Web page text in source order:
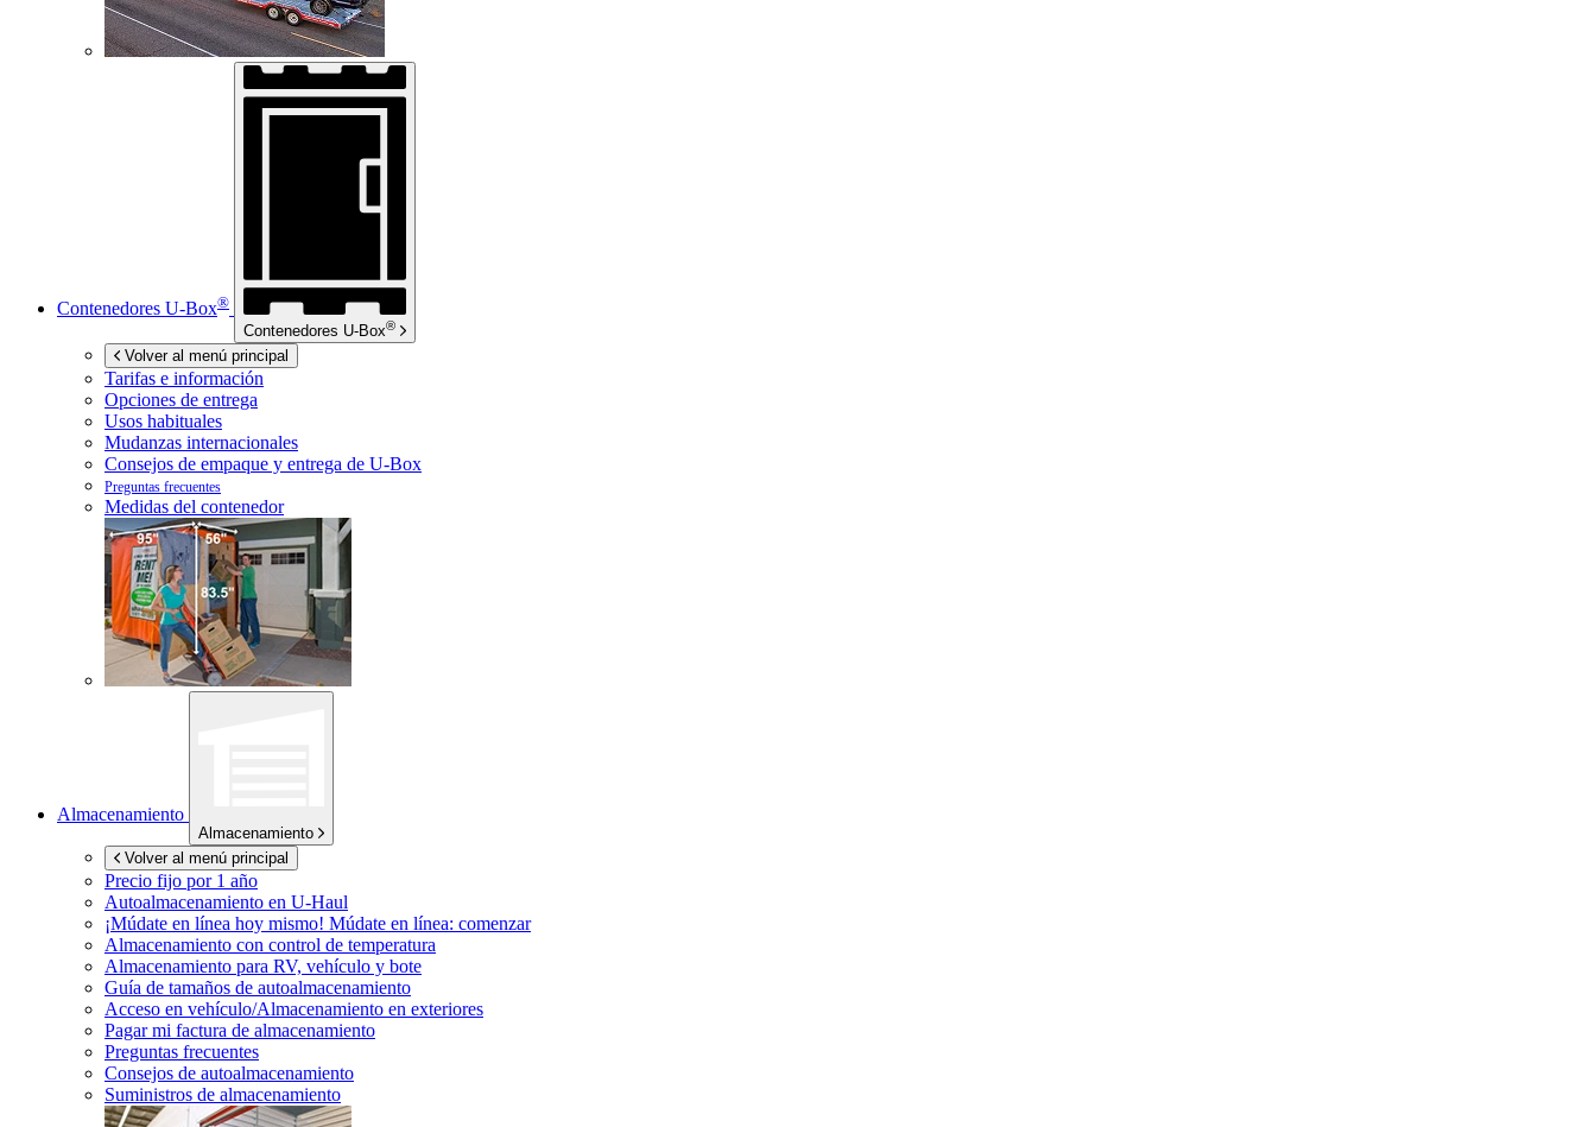
Contenedores U-Box®
Contenedores U-Box®
Volver al menú principal
Tarifas e información
Opciones de entrega
Usos habituales
Mudanzas internacionales
Consejos de empaque y entrega de U-Box
Preguntas frecuentes
Medidas del contenedor
Almacenamiento
Almacenamiento
Volver al menú principal
Precio fijo por 1 año
Autoalmacenamiento en U-Haul
¡Múdate en línea hoy mismo! Múdate en línea: comenzar
Almacenamiento con control de temperatura
Almacenamiento para RV, vehículo y bote
Guía de tamaños de autoalmacenamiento
Acceso en vehículo/Almacenamiento en exteriores
Pagar mi factura de almacenamiento
Preguntas frecuentes
Consejos de autoalmacenamiento
Suministros de almacenamiento